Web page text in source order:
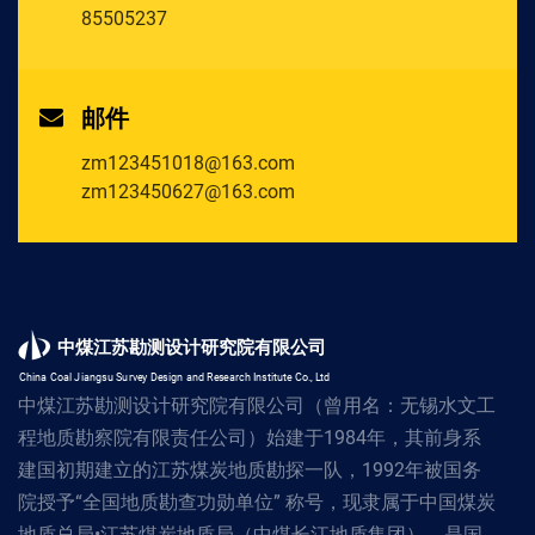
85505237
邮件
zm123451018@163.com
zm123450627@163.com
中煤江苏勘测设计研究院有限公司
China Coal Jiangsu Survey Design and Research Institute Co., Ltd
中煤江苏勘测设计研究院有限公司（曾用名：无锡水文工
程地质勘察院有限责任公司）始建于1984年，其前身系
建国初期建立的江苏煤炭地质勘探一队，1992年被国务
院授予“全国地质勘查功勋单位” 称号，现隶属于中国煤炭